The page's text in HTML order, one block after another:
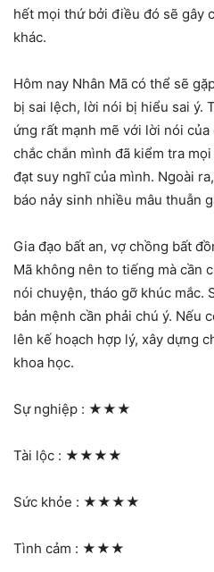
hết mọi thứ bởi điều đó sẽ gây
khác.
Hôm nay Nhân Mã có thể sẽ
bị sai lệch, lời nói bị hiểu sai ý.
ứng rất mạnh mẽ với lời nói
chắc chắn mình đã kiểm tra
đạt suy nghĩ của mình. Ngoài
báo nảy sinh nhiều mâu thuẫn
Gia đạo bất an, vợ chồng bất
Mã không nên to tiếng mà cần
nói chuyện, tháo gỡ khúc mắc.
bản mệnh cần phải chú ý. Nếu
lên kế hoạch hợp lý, xây dựng
khoa học.
Sự nghiệp : ★★★
Tài lộc : ★★★★
Sức khỏe : ★★★★
Tình cảm : ★★★